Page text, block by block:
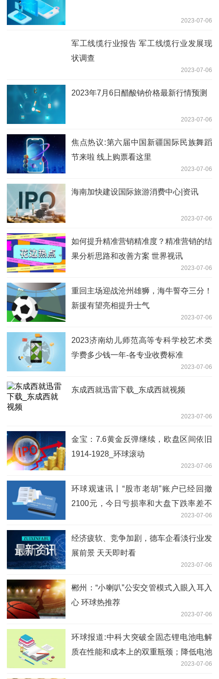
2023-07-06
军工线缆行业报告 军工线缆行业发展现
状调查
2023-07-06
2023年7月6日醋酸钠价格最新行情预测
2023-07-06
焦点热议:第六届中国新疆国际民族舞蹈
节来啦 线上购票看这里
2023-07-06
海南加快建设国际旅游消费中心|资讯
2023-07-06
如何提升精准营销精准度？精准营销的结
果分析思路和改善方案 世界视讯
2023-07-06
重回主场迎战沧州雄狮，海牛誓夺三分！
新援有望亮相提升士气
2023-07-06
2023济南幼儿师范高等专科学校艺术类
学费多少钱一年-各专业收费标准
2023-07-06
东成西就迅雷下载_东成西就视频
2023-07-06
金宝：7.6黄金反弹继续，欧盘区间依旧
1914-1928_环球滚动
2023-07-06
环球观速讯丨“股市老胡”账户已经回撤
2100元，今日亏损率和大盘下跌率差不
太多，本人表示满意，期待下一次大盘翻
红时能赚得更多……
2023-07-06
经济疲软、竞争加剧，德车企看淡行业发
展前景 天天即时看
2023-07-06
郴州：“小喇叭”公安交管模式入眼入耳入
心 环球热推荐
2023-07-06
环球报道:中科大突破全固态锂电池电解
质在性能和成本上的双重瓶颈；降低电池
爆炸和火灾风险！宁德时代吴凯团队获得
2023-07-06